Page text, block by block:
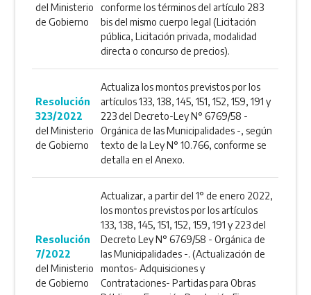
del Ministerio
de Gobierno
conforme los términos del artículo 283
bis del mismo cuerpo legal (Licitación
pública, Licitación privada, modalidad
directa o concurso de precios).
Resolución
323/2022
del Ministerio
de Gobierno
Actualiza los montos previstos por los
artículos 133, 138, 145, 151, 152, 159, 191 y
223 del Decreto-Ley N° 6769/58 -
Orgánica de las Municipalidades -, según
texto de la Ley N° 10.766, conforme se
detalla en el Anexo.
Resolución
7/2022
del Ministerio
de Gobierno
Actualizar, a partir del 1° de enero 2022,
los montos previstos por los artículos
133, 138, 145, 151, 152, 159, 191 y 223 del
Decreto Ley N° 6769/58 - Orgánica de
las Municipalidades -. (Actualización de
montos- Adquisiciones y
Contrataciones- Partidas para Obras